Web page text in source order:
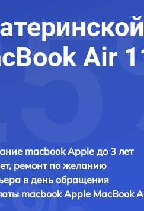
Air
macbook Apple до 3 лет
ремонт по желанию
в день обращения
macbookApple MacBook